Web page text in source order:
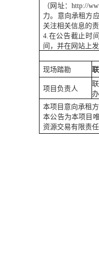
（网址：http://
力。意向承租方
关注相关信息的
4.在公告截止时
间，并在网站上
现场踏勘
项目负责人
本项目意向承租方
本公告为本项目
资源交易有限责